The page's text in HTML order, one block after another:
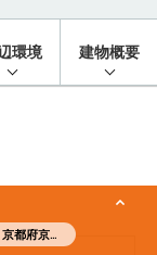
京都府京都市中京区
環境 建物概要